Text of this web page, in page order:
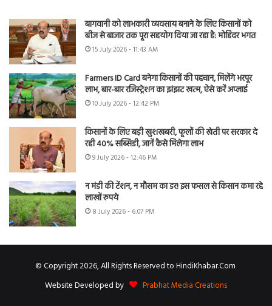
बागवानी को लाभकारी व्यवसाय बनाने के लिए किसानों को
बीज से बाजार तक पूरा सहयोग दिया जा रहा है: मोहिंदर भगत
15 July 2026 - 11:43 AM
Farmers ID Card बनेगा किसानों की पहचान, मिलेंगे भरपूर
लाभ, बार-बार रजिस्ट्रेशन का झंझट खत्म, ऐसे करें अप्लाई
10 July 2026 - 12:42 PM
किसानों के लिए बड़ी खुशखबरी, फूलों की खेती पर सरकार दे
रही 40% सब्सिडी, जानें कैसे मिलेगा लाभ
9 July 2026 - 12:46 PM
न मंडी की टेंशन, न मौसम का डर! इस फसल से किसान कमा रहे
लाखों रुपये
8 July 2026 - 6:07 PM
© Copyright 2026, All Rights Reserved to HindiKhabar.Com
Website Developed by
Prabhat Media Creations